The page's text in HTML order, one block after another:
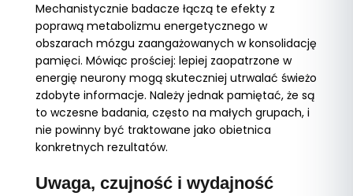
Mechanistycznie badacze łączą te efekty z
poprawą metabolizmu energetycznego w
obszarach mózgu zaangażowanych w konsolidację
pamięci. Mówiąc prościej: lepiej zaopatrzone w
energię neurony mogą skuteczniej utrwalać świeżo
zdobyte informacje. Należy jednak pamiętać, że są
to wczesne badania, często na małych grupach, i
nie powinny być traktowane jako obietnica
konkretnych rezultatów.
Uwaga, czujność i wydajność